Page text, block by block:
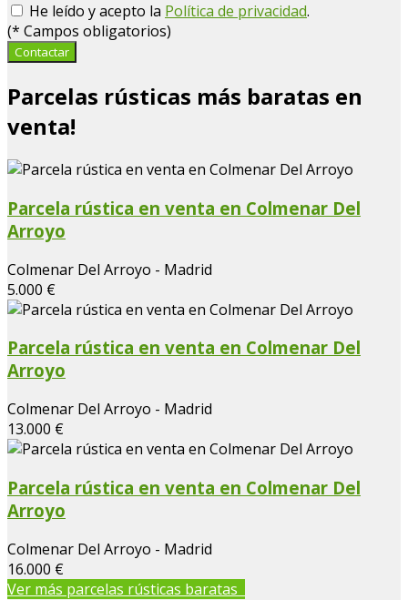
He leído y acepto la Política de privacidad.
(* Campos obligatorios)
Contactar
Parcelas rústicas más baratas en
venta!
Parcela rústica en venta en Colmenar Del
Arroyo
Colmenar Del Arroyo - Madrid
5.000 €
Parcela rústica en venta en Colmenar Del
Arroyo
Colmenar Del Arroyo - Madrid
13.000 €
Parcela rústica en venta en Colmenar Del
Arroyo
Colmenar Del Arroyo - Madrid
16.000 €
Ver más parcelas rústicas baratas